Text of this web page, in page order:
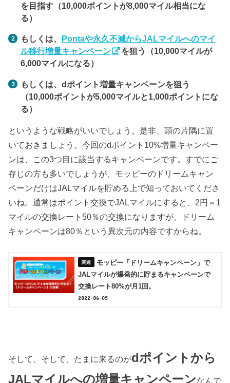
を目指す（10,000ポイントが8,000マイル相当にな
る）
もしくは、
Pontaや永久不滅からJALマイルへのマイ
ル移行増量キャンペーン
を狙う（10,000マイルが
6,000マイルになる）
もしくは、dポイント増量キャンペーンを狙う
（10,000ポイントが5,000マイルと1,000ポイントにな
る）
というような戦略がいいでしょう。是非、頭の片隅に置
いておきましょう。今回のdポイント10%増量キャンペー
ンは、この3つ目に該当するキャンペーンです。すでにご
存じの方も多いでしょうが、モッピーのドリームキャン
ペーンだけはJALマイルを貯める上で知っておいてくださ
いね。通常はポイント交換でJALマイルにすると、2円＝1
マイルの交換レート50％の交換になりますが、ドリーム
キャンペーンは80％という異次元の内容ですからね。
モッピー「ドリームキャンペーン」で
JALマイルが爆発的に貯まるキャンペーンで
交換レート80%が月1回。
2022-06-05
そして、そして、たまに来るのがdポイントから
JALマイルへの増量キャンペーンなんで